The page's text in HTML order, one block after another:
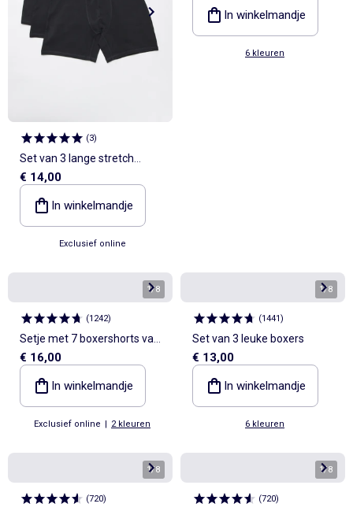
(3)
Set van 3 lange stretch
boxershorts
€ 14,00
In winkelmandje
Exclusief online
In winkelmandje
6 kleuren
1/8
(1242)
Setje met 7 boxershorts van
stretchstof
€ 16,00
In winkelmandje
Exclusief online | 2 kleuren
1/8
(1441)
Set van 3 leuke boxers
€ 13,00
In winkelmandje
6 kleuren
1/8
(720)
1/8
(720)